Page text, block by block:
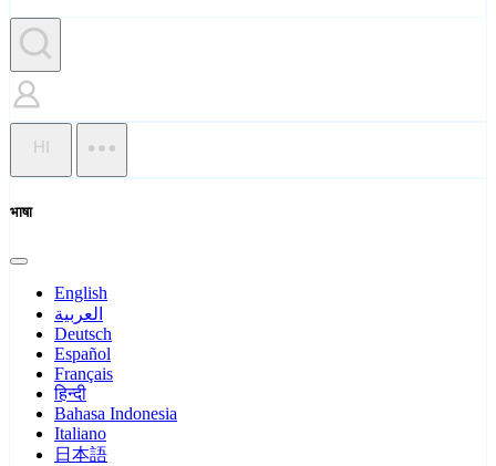
HI
भाषा
English
العربية
Deutsch
Español
Français
हिन्दी
Bahasa Indonesia
Italiano
日本語